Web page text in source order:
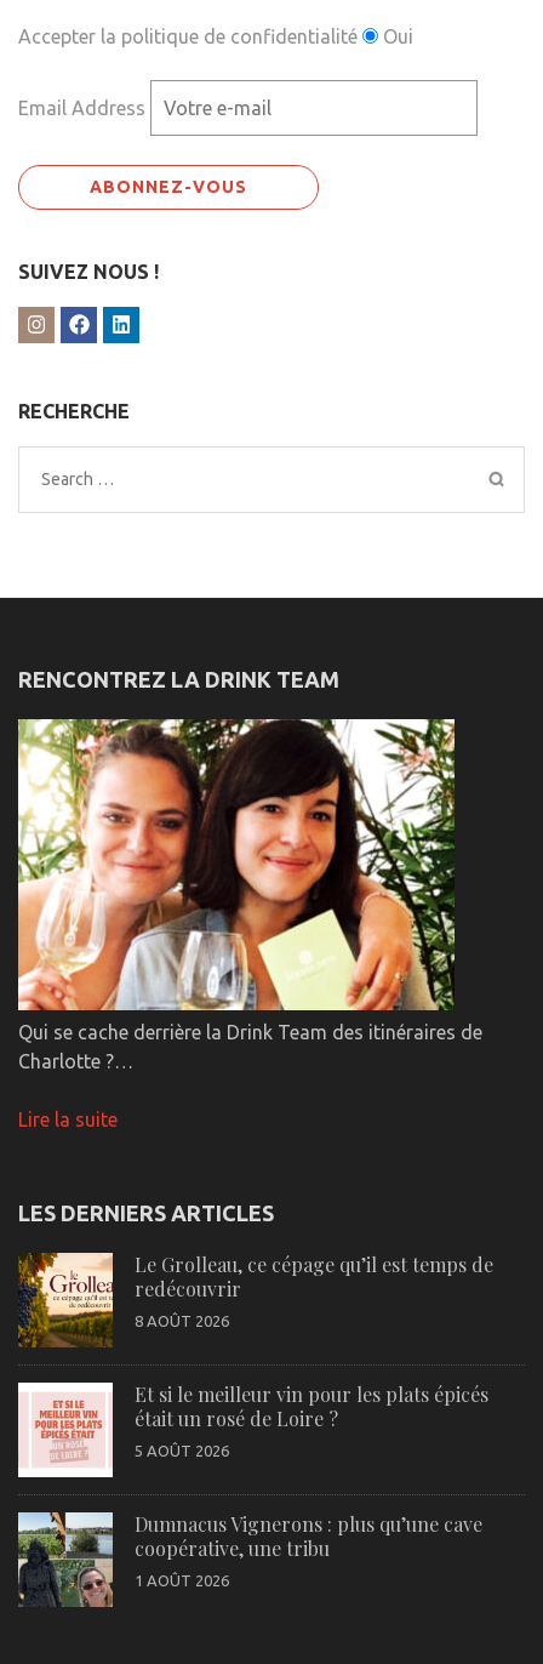
Accepter la politique de confidentialité Oui
Email Address
SUIVEZ NOUS !
RECHERCHE
Search
for:
RENCONTREZ LA DRINK TEAM
Qui se cache derrière la Drink Team des itinéraires de
Charlotte ?…
Lire la suite
LES DERNIERS ARTICLES
Le Grolleau, ce cépage qu’il est temps de
redécouvrir
8 AOÛT 2026
Et si le meilleur vin pour les plats épicés
était un rosé de Loire ?
5 AOÛT 2026
Dumnacus Vignerons : plus qu’une cave
coopérative, une tribu
1 AOÛT 2026